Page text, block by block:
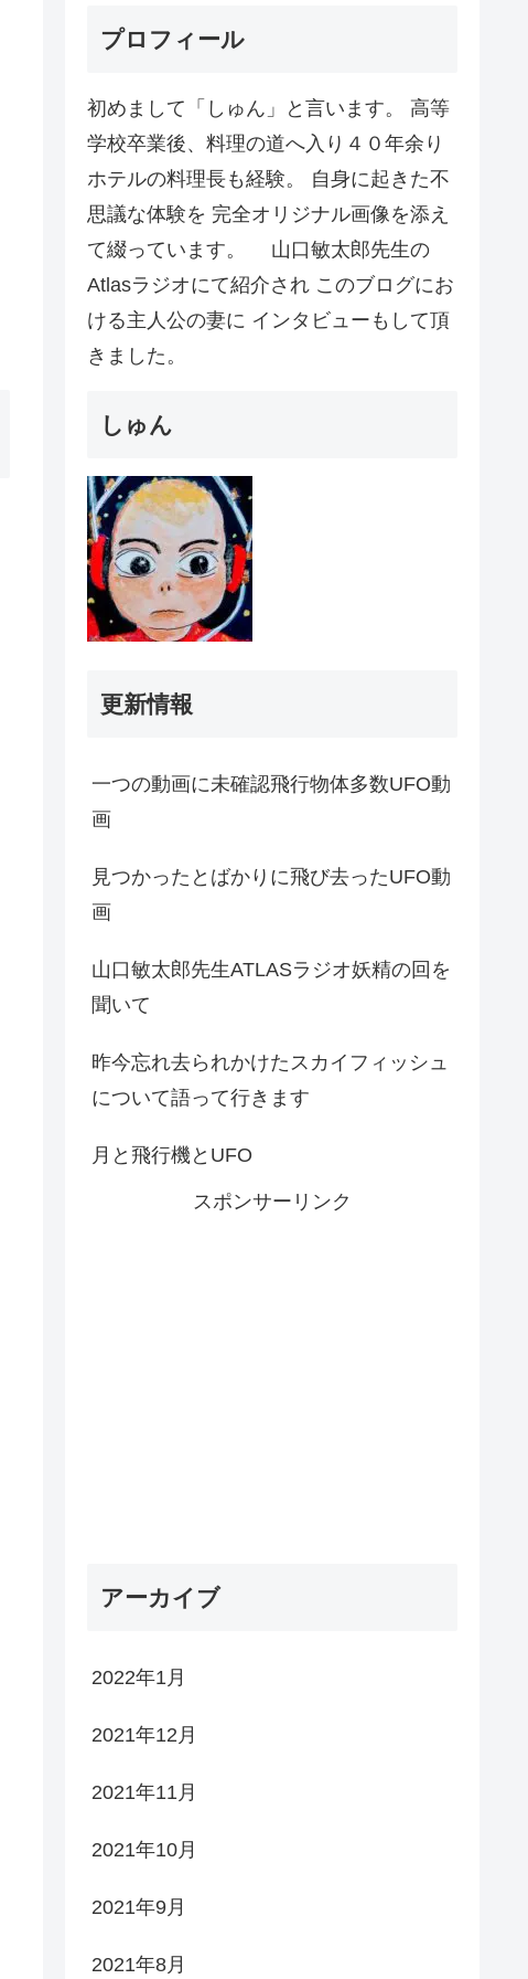
プロフィール
初めまして「しゅん」と言います。 高等
学校卒業後、料理の道へ入り４０年余り
ホテルの料理長も経験。 自身に起きた不
思議な体験を 完全オリジナル画像を添え
て綴っています。 山口敏太郎先生の
Atlasラジオにて紹介され このブログにお
ける主人公の妻に インタビューもして頂
きました。
しゅん
更新情報
一つの動画に未確認飛行物体多数UFO動
画
見つかったとばかりに飛び去ったUFO動
画
山口敏太郎先生ATLASラジオ妖精の回を
聞いて
昨今忘れ去られかけたスカイフィッシュ
について語って行きます
月と飛行機とUFO
スポンサーリンク
アーカイブ
2022年1月
2021年12月
2021年11月
2021年10月
2021年9月
2021年8月